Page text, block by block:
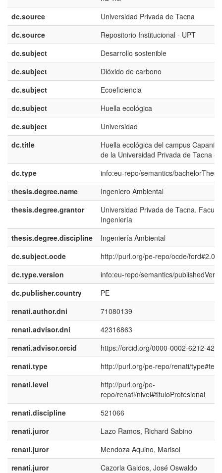
dc.source
Universidad Privada de Tacna
dc.source
Repositorio Institucional - UPT
dc.subject
Desarrollo sostenible
dc.subject
Dióxido de carbono
dc.subject
Ecoeficiencia
dc.subject
Huella ecológica
dc.subject
Universidad
dc.title
Huella ecológica del campus
de la Universidad Privada de Tacna -
dc.type
info:eu-repo/semantics/bachelorThesis
thesis.degree.name
Ingeniero Ambiental
thesis.degree.grantor
Universidad Privada de Tacna.
Ingeniería
thesis.degree.discipline
Ingeniería Ambiental
dc.subject.ocde
http://purl.org/pe-repo/ocde/
dc.type.version
info:eu-repo/semantics/
dc.publisher.country
PE
renati.author.dni
71080139
renati.advisor.dni
42316863
renati.advisor.orcid
https://orcid.org/0000-0002-6212-4266
renati.type
http://purl.org/pe-repo/renati/
renati.level
http://purl.org/pe-
repo/renati/nivel#tituloProfesional
renati.discipline
521066
renati.juror
Lazo Ramos, Richard Sabino
renati.juror
Mendoza Aquino, Marisol
renati.juror
Cazorla Galdos, José Oswaldo